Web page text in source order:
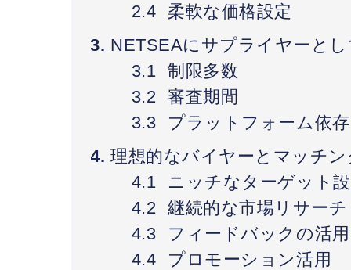
柔軟な価格設定
NETSEAにサプライヤーと
制限多数
審査期間
プラットフォーム依存
理想的なバイヤーとマッチ
ニッチなターゲット
継続的な市場リサーチ
フィードバックの活用
プロモーション活用